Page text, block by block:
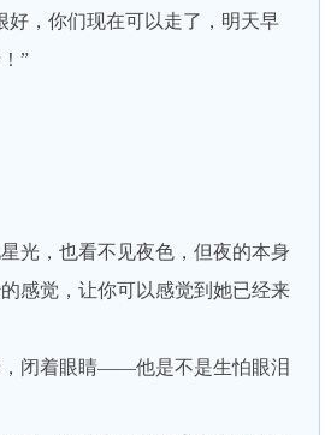
，你们现在可以走了，明天早
”
，也看不见夜色，但夜的本身
感觉，让你可以感觉到她已经来
闭着眼睛——他是不是生怕眼泪